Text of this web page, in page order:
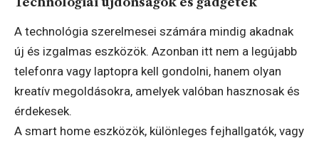
A technológia szerelmesei számára mindig akadnak
új és izgalmas eszközök. Azonban itt nem a legújabb
telefonra vagy laptopra kell gondolni, hanem olyan
kreatív megoldásokra, amelyek valóban hasznosak és
érdekesek.
A smart home eszközök, különleges fejhallgatók, vagy